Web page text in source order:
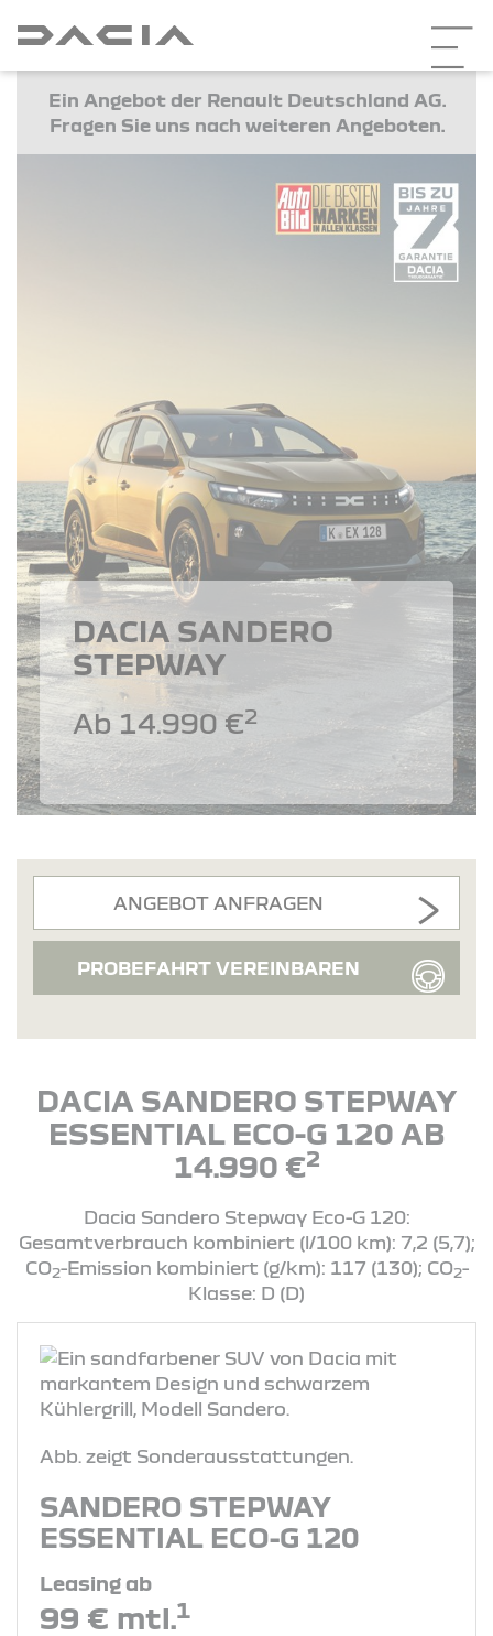
Ein Angebot der Renault Deutschland AG.
Fragen Sie uns nach weiteren Angeboten.
DACIA SANDERO
STEPWAY
Ab 14.990 €2
ANGEBOT ANFRAGEN
PROBEFAHRT VEREINBAREN
DACIA SANDERO STEPWAY
ESSENTIAL ECO-G 120 AB
14.990 €2
Dacia Sandero Stepway Eco-G 120:
Gesamtverbrauch kombiniert (l/100 km): 7,2 (5,7);
CO2-Emission kombiniert (g/km): 117 (130); CO2-
Klasse: D (D)
Abb. zeigt Sonderausstattungen.
SANDERO STEPWAY
ESSENTIAL ECO-G 120
Leasing ab
99 € mtl.1